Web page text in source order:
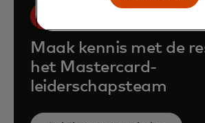
Maak kennis met de
het Mastercard-
leiderschapsteam